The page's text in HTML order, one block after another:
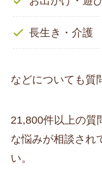
長生き・介護
などについても質
21,800件以上の質
な悩みが相談され
い。